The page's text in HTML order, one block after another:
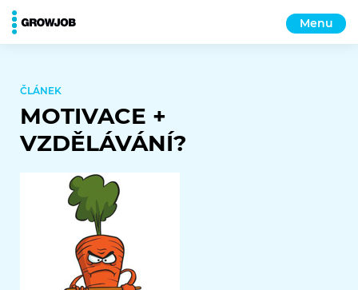
Menu
ČLÁNEK
MOTIVACE +
VZDĚLÁVÁNÍ?